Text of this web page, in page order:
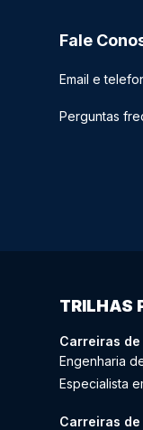
Fale
Email e
Perguntas
TRILHAS
Carreiras de
Engenharia
Especialista
Carreiras de